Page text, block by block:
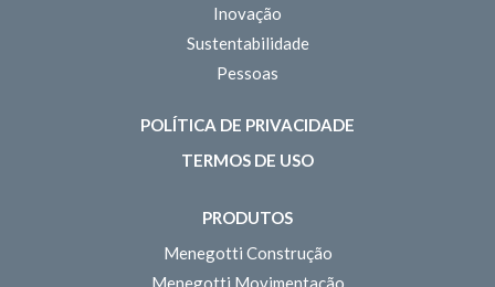
Inovação
Sustentabilidade
Pessoas
POLÍTICA DE PRIVACIDADE
TERMOS DE USO
PRODUTOS
Menegotti Construção
Menegotti Movimentação